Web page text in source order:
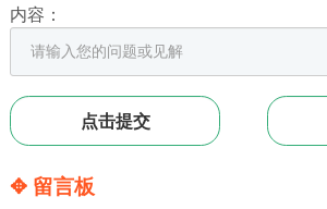
内容：
✥ 留言板